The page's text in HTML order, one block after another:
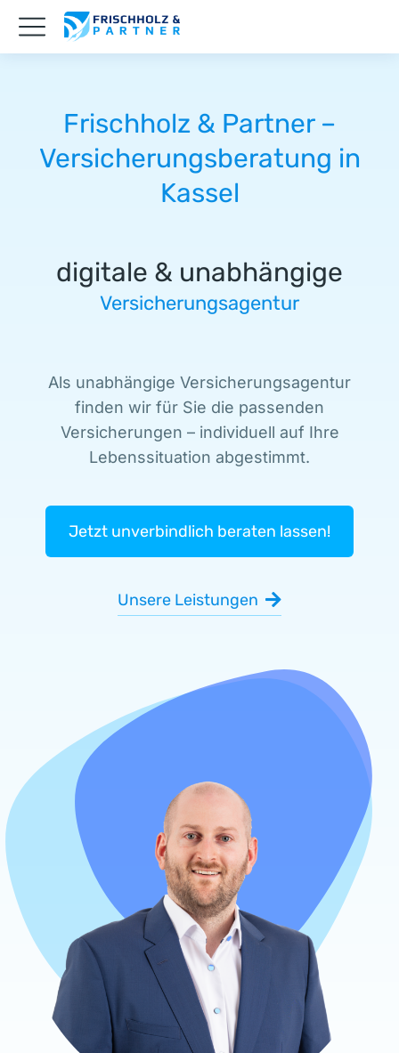
Frischholz & Partner –
Versicherungsberatung in
Kassel
digitale & unabhängige
Versicherungsagentur
Als unabhängige Versicherungsagentur
finden wir für Sie die passenden
Versicherungen – individuell auf Ihre
Lebenssituation abgestimmt.
Jetzt unverbindlich beraten lassen!
Unsere Leistungen